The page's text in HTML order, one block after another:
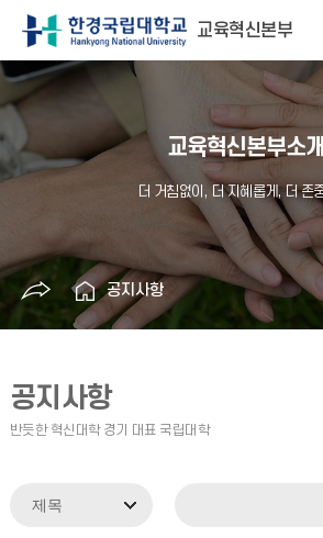
교육혁신본부
교육혁신본부소개
공지사항
공지사항